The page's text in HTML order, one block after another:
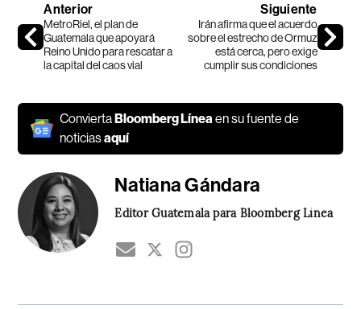
Anterior
MetroRiel, el plan de
Guatemala que apoyará
Reino Unido para rescatar a
la capital del caos vial
Siguiente
Irán afirma que el acuerdo
sobre el estrecho de Ormuz
está cerca, pero exige
cumplir sus condiciones
ConviertaBloomberg Línea en su fuente de
noticiasaquí
Natiana Gándara
Editor Guatemala para Bloomberg Línea